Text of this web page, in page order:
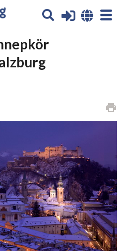
print